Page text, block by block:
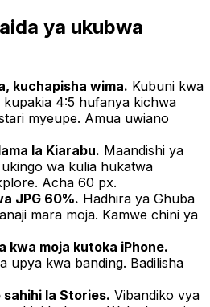
ya ukubwa
kuchapisha wima. Kubuni kwa
kupakia 4:5 hufanya kichwa
myeupe. Amua uwiano
la Kiarabu. Maandishi ya
wa kulia hukatwa
Acha 60 px.
JPG 60%. Hadhira ya Ghuba
mara moja. Kamwe chini ya
kwa moja kutoka iPhone.
upya kwa banding. Badilisha
sahihi la Stories. Vibandiko vya